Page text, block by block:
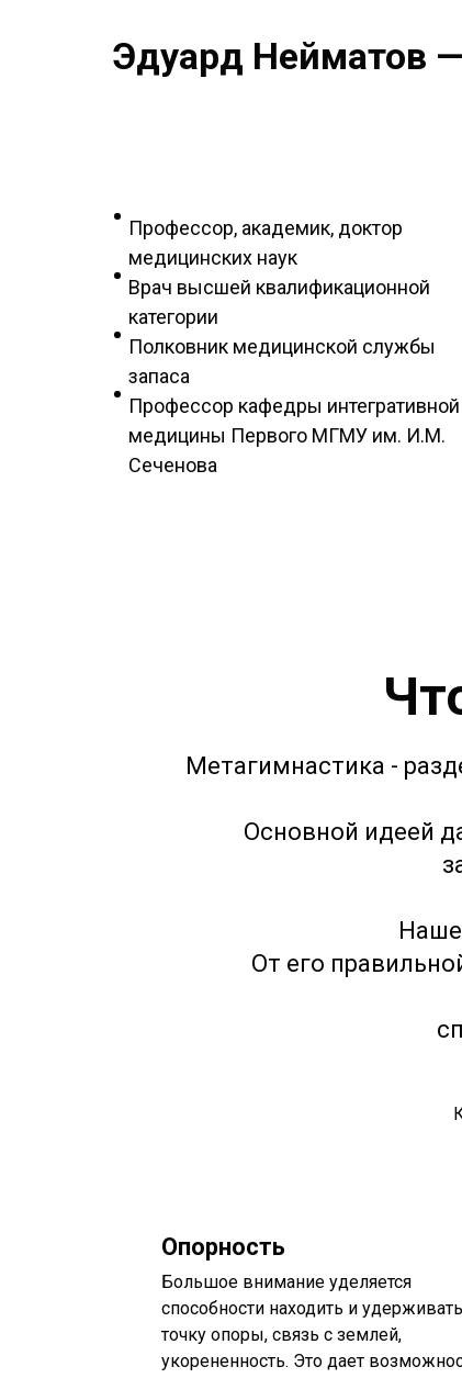
Эдуард Нейматов
Профессор, академик, доктор
медицинских наук
Врач высшей квалификационной
категории
Полковник медицинской службы
запаса
Профессор кафедры интегративной
медицины Первого МГМУ им. И.М.
Сеченова
Метагимнастика -
Основной идеей
Наше
От его
Опорность
Большое внимание уделяется
способности находить и удерживать
точку опоры, связь с землей,
укорененность. Это дает